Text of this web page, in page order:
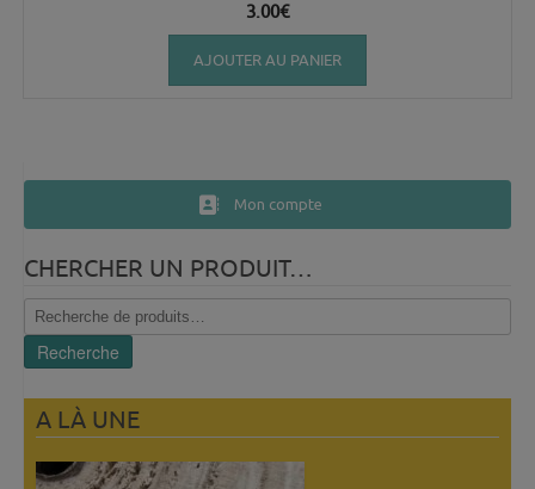
3.00€
AJOUTER AU PANIER
Mon compte
CHERCHER UN PRODUIT…
Recherche
pour :
Recherche
A LÀ UNE